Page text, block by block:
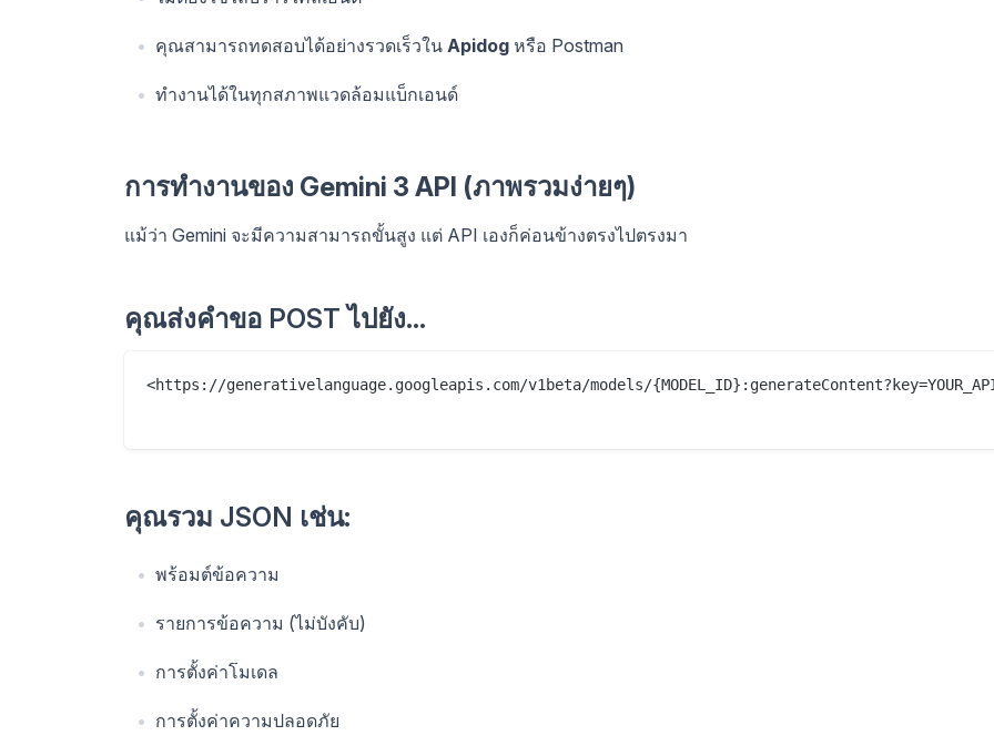
คุณสามารถทดสอบได้อย่างรวดเร็วใน Apidog หรือ Postman
ทำงานได้ในทุกสภาพแวดล้อมแบ็กเอนด์
การทำงานของ Gemini 3 API (ภาพรวมง่ายๆ)
แม้ว่า Gemini จะมีความสามารถขั้นสูง แต่ API เองก็ค่อนข้างตรงไปตรงมา
คุณส่งคำขอ POST ไปยัง…
<https://generativelanguage.googleapis.com/v1beta/models/
คุณรวม JSON เช่น:
พร้อมต์ข้อความ
รายการข้อความ (ไม่บังคับ)
การตั้งค่าโมเดล
การตั้งค่าความปลอดภัย